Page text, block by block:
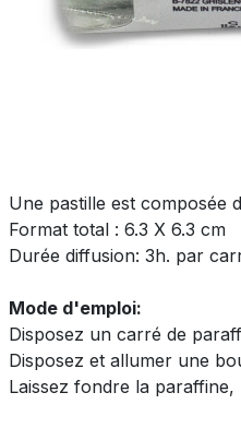
Une pastille est composée
Format total : 6.3 X 6.3 cm
Durée diffusion: 3h. par
Mode d'emploi:
Disposez un carré de
Disposez et allumer une
Laissez fondre la